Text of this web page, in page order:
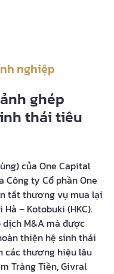
nghiệp
ghép
thái tiêu
của One Capital
Công ty Cổ phần One
tất thương vụ mua lại
– Kotobuki (HKC).
M&A mà được
thiện hệ sinh thái
các thương hiệu lâu
Tràng Tiền, Givral